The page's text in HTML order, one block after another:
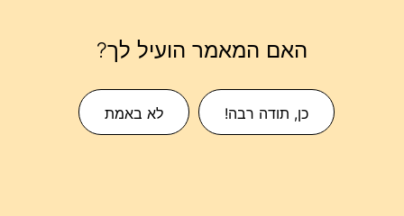
האם המאמר הועיל לך?
כן, תודה רבה! לא באמת